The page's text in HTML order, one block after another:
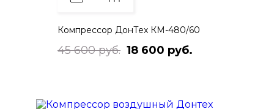
Компрессор ДонТех КМ-480/60
45 600 руб. 18 600 руб.